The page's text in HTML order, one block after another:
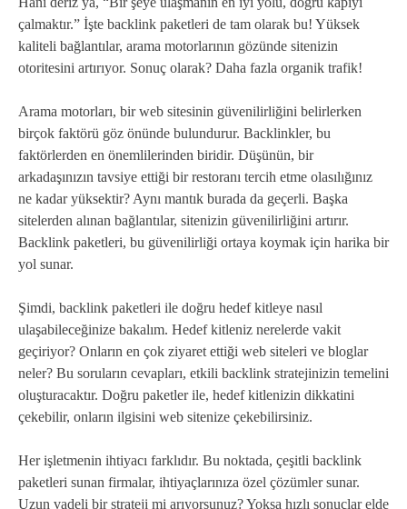
çalmaktır.” İşte backlink paketleri de tam olarak bu! Yüksek
kaliteli bağlantılar, arama motorlarının gözünde sitenizin
otoritesini artırıyor. Sonuç olarak? Daha fazla organik trafik!
Arama motorları, bir web sitesinin güvenilirliğini belirlerken
birçok faktörü göz önünde bulundurur. Backlinkler, bu
faktörlerden en önemlilerinden biridir. Düşünün, bir
arkadaşınızın tavsiye ettiği bir restoranı tercih etme olasılığınız
ne kadar yüksektir? Aynı mantık burada da geçerli. Başka
sitelerden alınan bağlantılar, sitenizin güvenilirliğini artırır.
Backlink paketleri, bu güvenilirliği ortaya koymak için harika bir
yol sunar.
Şimdi, backlink paketleri ile doğru hedef kitleye nasıl
ulaşabileceğinize bakalım. Hedef kitleniz nerelerde vakit
geçiriyor? Onların en çok ziyaret ettiği web siteleri ve bloglar
neler? Bu soruların cevapları, etkili backlink stratejinizin temelini
oluşturacaktır. Doğru paketler ile, hedef kitlenizin dikkatini
çekebilir, onların ilgisini web sitenize çekebilirsiniz.
Her işletmenin ihtiyacı farklıdır. Bu noktada, çeşitli backlink
paketleri sunan firmalar, ihtiyaçlarınıza özel çözümler sunar.
Uzun vadeli bir strateji mi arıyorsunuz? Yoksa hızlı sonuçlar elde